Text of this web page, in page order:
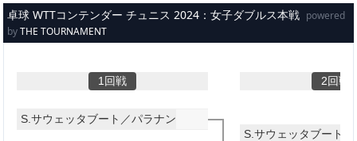
メインコンテンツへスキップ
卓球 WTTコンテンダー チュニス 2024：女子ダブルス本戦 powered
byTHE TOURNAMENT
1回戦 2回戦
S.サウェッタブート／パラナン（タイ）
S.サウェッタブート